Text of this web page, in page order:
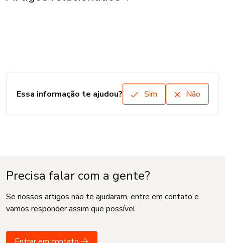
Essa informação te ajudou? Sim Não
Precisa falar com a gente?
Se nossos artigos não te ajudaram, entre em contato e
vamos responder assim que possível